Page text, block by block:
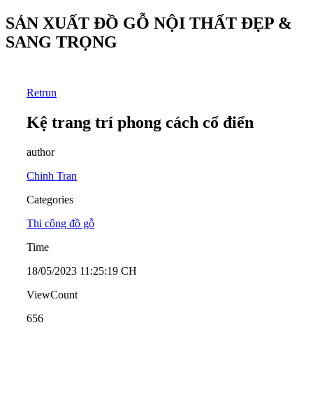
SẢN XUẤT ĐỒ GỖ NỘI THẤT ĐẸP &
SANG TRỌNG
Retrun
Kệ trang trí phong cách cổ điển
author
Chinh Tran
Categories
Thi công đồ gỗ
Time
18/05/2023 11:25:19 CH
ViewCount
656